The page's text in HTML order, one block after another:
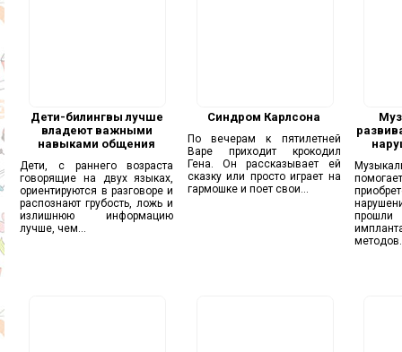
Дети-билингвы лучше
владеют важными
навыками общения
Дети, с раннего возраста
говорящие на двух языках,
ориентируются в разговоре и
распознают грубость, ложь и
излишнюю информацию
лучше, чем...
Синдром Карлсона
По вечерам к пятилетней
Варе приходит крокодил
Гена. Он рассказывает ей
сказку или просто играет на
гармошке и поет свои...
прошли